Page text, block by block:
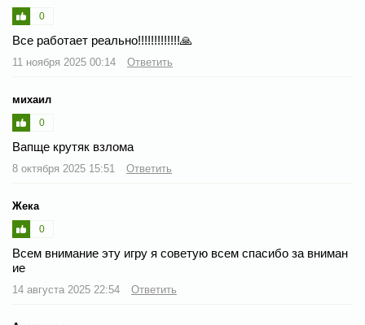
0
Все работает реально!!!!!!!!!!!!!🙏
11 ноября 2025 00:14 Ответить
михаил
0
Вапще крутяк взлома
8 октября 2025 15:51 Ответить
Жека
0
Всем внимание эту игру я советую всем спасибо за вниман
ие
14 августа 2025 22:54 Ответить